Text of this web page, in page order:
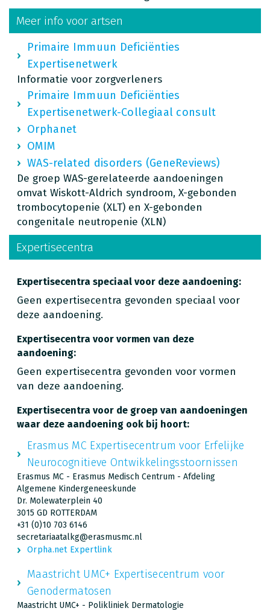
Meer info voor artsen
Primaire Immuun Deficiënties
Expertisenetwerk
Informatie voor zorgverleners
Primaire Immuun Deficiënties
Expertisenetwerk-Collegiaal consult
Orphanet
OMIM
WAS-related disorders (GeneReviews)
De groep WAS-gerelateerde aandoeningen
omvat Wiskott-Aldrich syndroom, X-gebonden
trombocytopenie (XLT) en X-gebonden
congenitale neutropenie (XLN)
Expertisecentra
Expertisecentra speciaal voor deze aandoening:
Geen expertisecentra gevonden speciaal voor
deze aandoening.
Expertisecentra voor vormen van deze
aandoening:
Geen expertisecentra gevonden voor vormen
van deze aandoening.
Expertisecentra voor de groep van aandoeningen
waar deze aandoening ook bij hoort:
Erasmus MC Expertisecentrum voor Erfelijke
Neurocognitieve Ontwikkelingsstoornissen
Erasmus MC - Erasmus Medisch Centrum - Afdeling
Algemene Kindergeneeskunde
Dr. Molewaterplein 40
3015 GD ROTTERDAM
+31 (0)10 703 6146
secretariaatalkg@erasmusmc.nl
Orpha.net Expertlink
Maastricht UMC+ Expertisecentrum voor
Genodermatosen
Maastricht UMC+ - Polikliniek Dermatologie